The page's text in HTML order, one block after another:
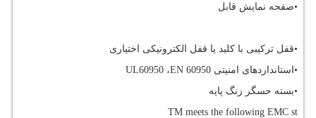
•صفحه نمایش قابل
•قفل ترکیبی با کلید یا قفل الکترونیکی اختیاری
•استانداردهای امنیتی EN 60950، UL60950
•بسته حسگر زنگ پایه
TM meets the following EMC st